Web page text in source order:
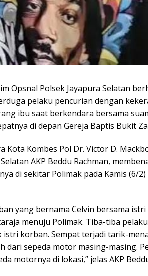
Opsnal Polsek Jayapura Selatan
pelaku pencurian dengan
ibu saat berkendara bersama
di depan Gereja Baptis Bukit
Kota Kombes Pol Dr. Victor D.
AKP Beddu Rachman,
di sekitar Polimak pada Kamis (6/
yang bernama Celvin bersama
menuju Polimak. Tiba-tiba
istri korban. Sempat terjadi tarik-
dari sepeda motor masing-masing.
motornya di lokasi,” jelas AKP